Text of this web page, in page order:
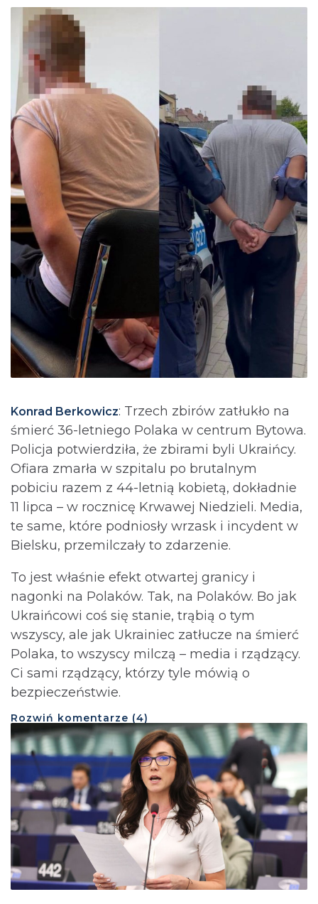
Konrad Berkowicz: Trzech zbirów zatłukło na
śmierć 36-letniego Polaka w centrum Bytowa.
Policja potwierdziła, że zbirami byli Ukraińcy.
Ofiara zmarła w szpitalu po brutalnym
pobiciu razem z 44-letnią kobietą, dokładnie
11 lipca – w rocznicę Krwawej Niedzieli. Media,
te same, które podniosły wrzask i incydent w
Bielsku, przemilczały to zdarzenie.
To jest właśnie efekt otwartej granicy i
nagonki na Polaków. Tak, na Polaków. Bo jak
Ukraińcowi coś się stanie, trąbią o tym
wszyscy, ale jak Ukrainiec zatłucze na śmierć
Polaka, to wszyscy milczą – media i rządzący.
Ci sami rządzący, którzy tyle mówią o
bezpieczeństwie.
Rozwiń komentarze (4)